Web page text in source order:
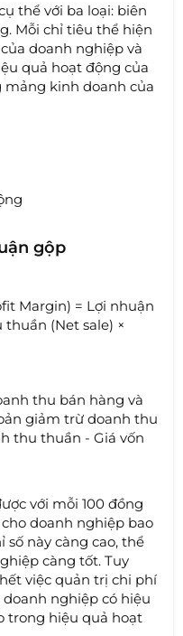
thể với ba loại: biên
Mỗi chỉ tiêu thể hiện
doanh nghiệp và
quả hoạt động của
kinh doanh của
gộp
Margin) = Lợi nhuận
(Net sale) ×
thu bán hàng và
giảm trừ doanh thu
thu thuần - Giá vốn
với mỗi 100 đồng
doanh nghiệp bao
số này càng cao, thể
càng tốt. Tuy
việc quản trị chi phí
nghiệp có hiệu
trong hiệu quả hoạt